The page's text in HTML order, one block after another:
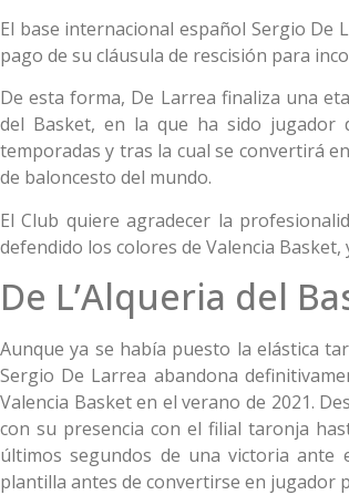
El base internacional español Sergio De
pago de su cláusula de rescisión para
De esta forma, De Larrea finaliza una
del Basket, en la que ha sido jugador
temporadas y tras la cual se convertirá
de baloncesto del mundo.
El Club quiere agradecer la
defendido los colores de Valencia
De L’Alqueria del
Aunque ya se había puesto la elástica
Sergio De Larrea abandona
Valencia Basket en el verano de 2021.
con su presencia con el filial taronja
últimos segundos de una victoria ante
plantilla antes de convertirse en jugador